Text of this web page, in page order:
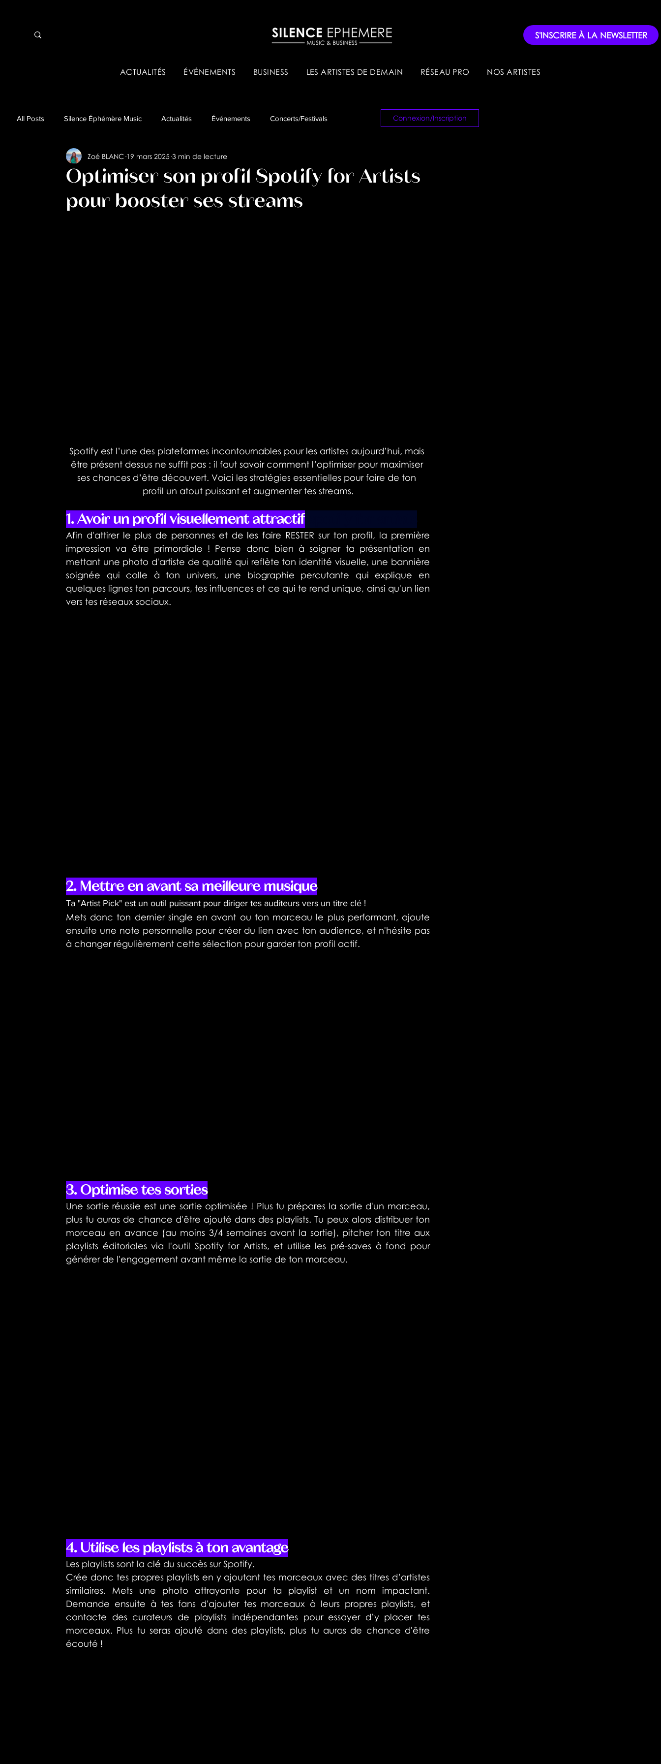
S'INSCRIRE À LA NEWSLETTER
ACTUALITÉS ÉVÉNEMENTS BUSINESS LES ARTISTES DE DEMAIN RÉSEAU PRO NOS ARTISTES
All Posts Silence Éphémère Music Actualités Événements Concerts/Festivals
Événements pros & Tremplins Business Analyses & Tips
Connexion/Inscription
Optimiser son profil Spotify for Artists
pour booster ses streams
Zoé BLANC 19 mars 2025 3 min de lecture
Spotify est l’une des plateformes incontournables pour les artistes aujourd’hui, mais
être présent dessus ne suffit pas : il faut savoir comment l’optimiser pour maximiser
ses chances d’être découvert. Voici les stratégies essentielles pour faire de ton
profil un atout puissant et augmenter tes streams.
1. Avoir un profil visuellement attractif
Afin d'attirer le plus de personnes et de les faire RESTER sur ton profil, la première
impression va être primordiale ! Pense donc bien à soigner ta présentation en
mettant une photo d'artiste de qualité qui reflète ton identité visuelle, une bannière
soignée qui colle à ton univers, une biographie percutante qui explique en
quelques lignes ton parcours, tes influences et ce qui te rend unique, ainsi qu'un lien
vers tes réseaux sociaux.
2. Mettre en avant sa meilleure musique
Ta "Artist Pick" est un outil puissant pour diriger tes auditeurs vers un titre clé !
Mets donc ton dernier single en avant ou ton morceau le plus performant, ajoute
ensuite une note personnelle pour créer du lien avec ton audience, et n'hésite pas
à changer régulièrement cette sélection pour garder ton profil actif.
3. Optimise tes sorties
Une sortie réussie est une sortie optimisée ! Plus tu prépares la sortie d'un morceau,
plus tu auras de chance d'être ajouté dans des playlists. Tu peux alors distribuer ton
morceau en avance (au moins 3/4 semaines avant la sortie), pitcher ton titre aux
playlists éditoriales via l'outil Spotify for Artists, et utilise les pré-saves à fond pour
générer de l'engagement avant même la sortie de ton morceau.
4. Utilise les playlists à ton avantage
Les playlists sont la clé du succès sur Spotify.
Crée donc tes propres playlists en y ajoutant tes morceaux avec des titres d’artistes
similaires. Mets une photo attrayante pour ta playlist et un nom impactant.
Demande ensuite à tes fans d'ajouter tes morceaux à leurs propres playlists, et
contacte des curateurs de playlists indépendantes pour essayer d’y placer tes
morceaux. Plus tu seras ajouté dans des playlists, plus tu auras de chance d'être
écouté !